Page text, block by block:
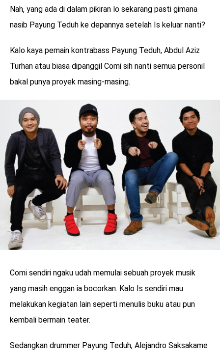
Nah, yang ada di dalam pikiran lo sekarang pasti gimana
nasib Payung Teduh ke depannya setelah Is keluar nanti?
Kalo kaya pemain kontrabass Payung Teduh, Abdul Aziz
Turhan atau biasa dipanggil Comi sih nanti semua personil
bakal punya proyek masing-masing.
Comi sendiri ngaku udah memulai sebuah proyek musik
yang masih enggan ia bocorkan. Kalo Is sendiri mau
melakukan kegiatan lain seperti menulis buku atau pun
kembali bermain teater.
Sedangkan drummer Payung Teduh, Alejandro Saksakame